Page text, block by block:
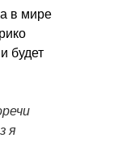
в мире
будет
я